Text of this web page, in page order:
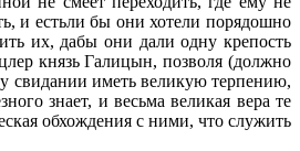
и естьли бы они хотели порядошно
их, дабы они дали одну крепость
князь Галицын, позволя (должно
свидании иметь великую терпению,
знает, и весьма великая вера те
обхождения с ними, что служить